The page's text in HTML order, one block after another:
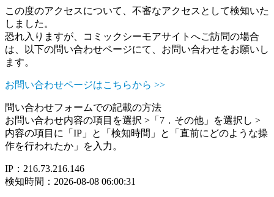
この度のアクセスについて、不審なアクセスとして検知いた
しました。
恐れ入りますが、コミックシーモアサイトへご訪問の場合
は、以下の問い合わせページにて、お問い合わせをお願いし
ます。
お問い合わせページはこちらから >>
問い合わせフォームでの記載の方法
お問い合わせ内容の項目を選択 >「7．その他」を選択し >
内容の項目に「IP」と「検知時間」と「直前にどのような操
作を行われたか」を入力。
IP：216.73.216.146
検知時間：2026-08-08 06:00:31